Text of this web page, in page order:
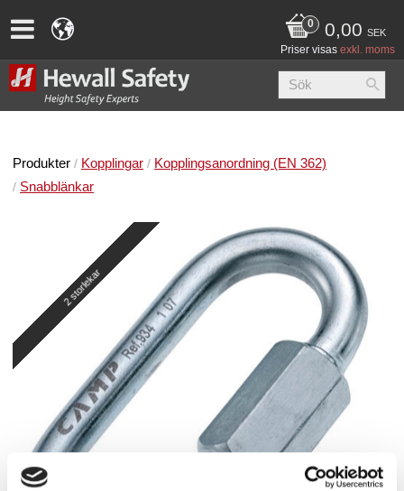
0,00 SEK
Priser visas exkl. moms
Produkter Kopplingar
Kopplingsanordning (EN 362)
Snabblänkar
2 storlekar